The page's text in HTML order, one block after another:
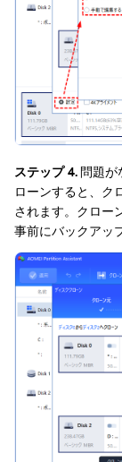
ステップ 4. 問題が
ローンすると、ク
されます。クロー
事前にバックアッ